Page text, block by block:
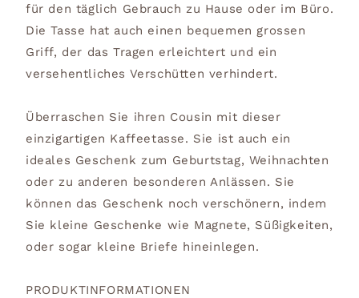
für den täglich Gebrauch zu Hause oder im Büro.
Die Tasse hat auch einen bequemen grossen
Griff, der das Tragen erleichtert und ein
versehentliches Verschütten verhindert.
Überraschen Sie ihren Cousin mit dieser
einzigartigen Kaffeetasse. Sie ist auch ein
ideales Geschenk zum Geburtstag, Weihnachten
oder zu anderen besonderen Anlässen. Sie
können das Geschenk noch verschönern, indem
Sie kleine Geschenke wie Magnete, Süßigkeiten,
oder sogar kleine Briefe hineinlegen.
PRODUKTINFORMATIONEN